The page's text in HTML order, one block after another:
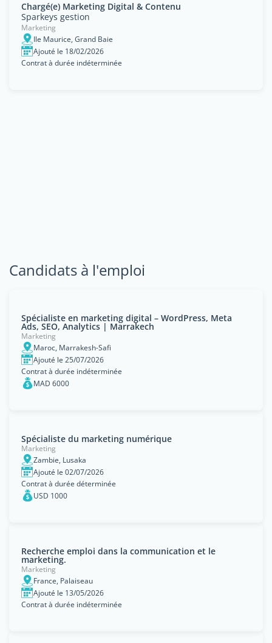
Chargé(e) Marketing Digital & Contenu
Sparkeys gestion
Marketing
Ile Maurice, Grand Baie
Ajouté le 18/02/2026
Contrat à durée indéterminée
Candidats à l'emploi
Spécialiste en marketing digital – WordPress, Meta
Ads, SEO, Analytics | Marrakech
Marketing
Maroc, Marrakesh-Safi
Ajouté le 25/07/2026
Contrat à durée indéterminée
MAD 6000
Spécialiste du marketing numérique
Marketing
Zambie, Lusaka
Ajouté le 02/07/2026
Contrat à durée déterminée
USD 1000
Recherche emploi dans la communication et le
marketing.
Marketing
France, Palaiseau
Ajouté le 13/05/2026
Contrat à durée indéterminée